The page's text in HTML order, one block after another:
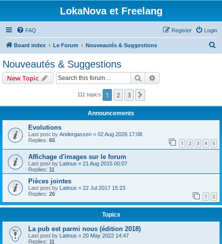
LokaNova et Freelang
FAQ Login
Register
Board index Le Forum Nouveautés & Suggestions
Nouveautés & Suggestions
New Topic Search
111 topics 1 2 3
Announcements
Evolutions
Last post by Andergassen « 02 Aug 2026 17:08
Replies: 65 1 2 3 4 5
Affichage d'images sur le forum
Last post by Latinus « 21 Aug 2015 00:07
Replies: 11
Pièces jointes
Last post by Latinus « 22 Jul 2017 15:23
Replies: 26 1 2
Topics
La pub est parmi nous (édition 2018)
Last post by Latinus « 20 May 2022 14:47
Replies: 11